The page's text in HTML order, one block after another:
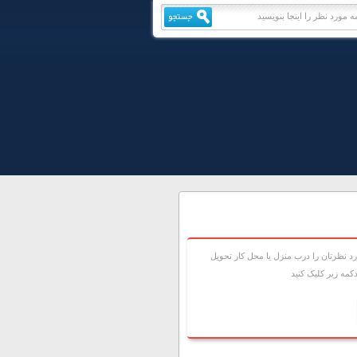
نظرتان را درب منزل يا محل کار تحويل
زير کليک کنيد